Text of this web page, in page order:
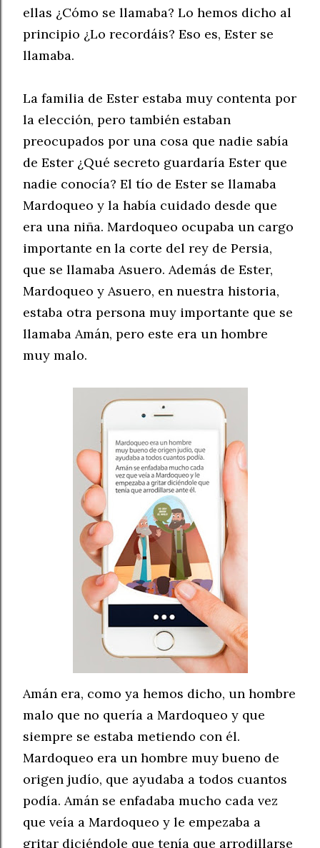
ellas ¿Cómo se llamaba? Lo hemos dicho al
principio ¿Lo recordáis? Eso es, Ester se
llamaba.
La familia de Ester estaba muy contenta por
la elección, pero también estaban
preocupados por una cosa que nadie sabía
de Ester ¿Qué secreto guardaría Ester que
nadie conocía? El tío de Ester se llamaba
Mardoqueo y la había cuidado desde que
era una niña. Mardoqueo ocupaba un cargo
importante en la corte del rey de Persia,
que se llamaba Asuero. Además de Ester,
Mardoqueo y Asuero, en nuestra historia,
estaba otra persona muy importante que se
llamaba Amán, pero este era un hombre
muy malo.
Amán era, como ya hemos dicho, un hombre
malo que no quería a Mardoqueo y que
siempre se estaba metiendo con él.
Mardoqueo era un hombre muy bueno de
origen judío, que ayudaba a todos cuantos
podía. Amán se enfadaba mucho cada vez
que veía a Mardoqueo y le empezaba a
gritar diciéndole que tenía que arrodillarse